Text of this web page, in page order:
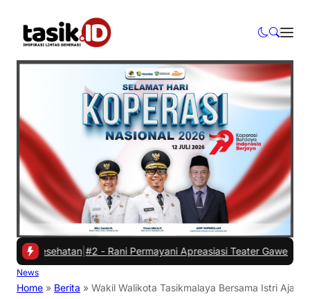
#2 -Rani Permayani Apreasiasi Teater Gawe SMKN 3
News
Home » Berita » Wakil Walikota Tasikmalaya Bersama Istri Ajak